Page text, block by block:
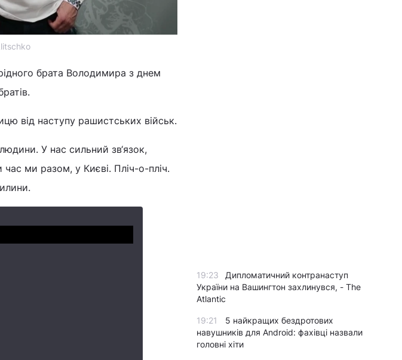
брата Володимира з днем
від наступу рашистських військ.
У нас сильний зв‘язок,
ми разом, у Києві. Пліч-о-пліч.
19:23
Дипломатичний контранаступ
України на Вашингтон захлинувся, - The
Atlantic
19:21
5 найкращих бездротових
навушників для Android: фахівці назвали
головні хіти